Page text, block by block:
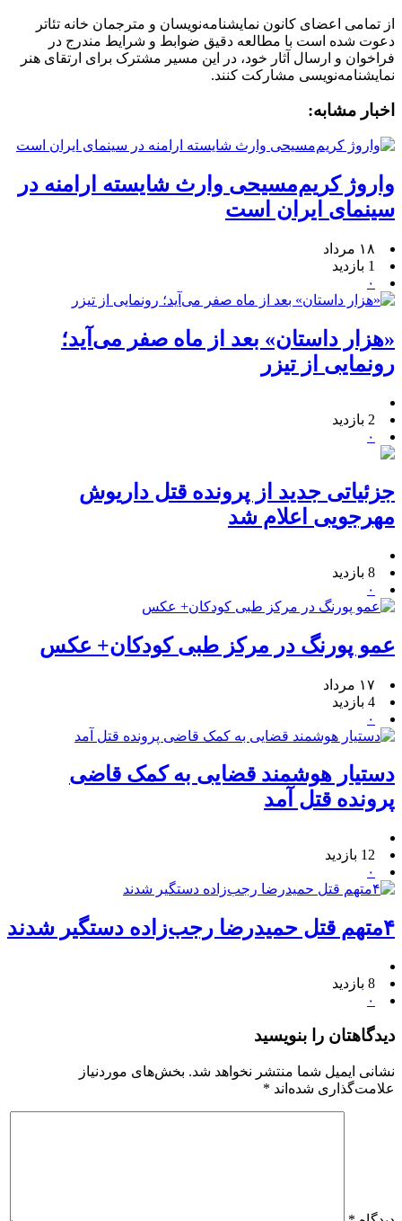
از تمامی اعضای کانون نمایشنامه‌نویسان و مترجمان خانه تئاتر
دعوت شده است با مطالعه دقیق ضوابط و شرایط مندرج در
فراخوان و ارسال آثار خود، در این مسیر مشترک برای ارتقای هنر
نمایشنامه‌نویسی مشارکت کنند.
اخبار مشابه:
واروژ کریم‌مسیحی وارث شایسته ارامنه در
سینمای ایران است
۱۸ مرداد
1 بازدید
۰
«هزار داستان» بعد از ماه صفر می‌آید؛
رونمایی از تیزر
2 بازدید
۰
جزئیاتی جدید از پرونده قتل داریوش
مهرجویی اعلام شد
8 بازدید
۰
عمو پورنگ در مرکز طبی کودکان+ عکس
۱۷ مرداد
4 بازدید
۰
دستیار هوشمند قضایی به کمک قاضی
پرونده قتل آمد
12 بازدید
۰
۴متهم قتل حمیدرضا رجب‌زاده دستگیر شدند
8 بازدید
۰
دیدگاهتان را بنویسید
نشانی ایمیل شما منتشر نخواهد شد. بخش‌های موردنیاز
علامت‌گذاری شده‌اند *